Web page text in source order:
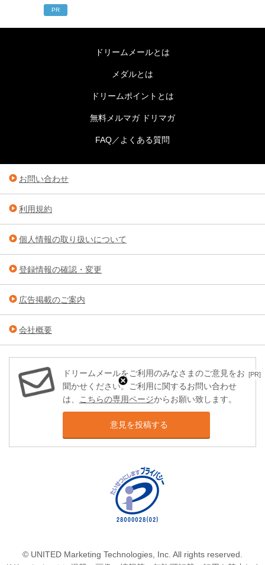
[PR]
PR
ドリームメールとは
メダルとは
ドリームポイントとは
無料メルマガ ドリマガ
FAQ／よくある質問
お問い合わせ
利用規約
個人情報の取り扱いについて
登録情報の確認・変更
広告掲載のご案内
会社概要
ドリームメールをご利用のみなさまのご意見をお
聞かせください。ご利用に関するお問い合わせ
は、
こちらの専用ページからお願い致します。
意見を投稿する
© UNITED Marketing Technologies, Inc. All rights reserved.